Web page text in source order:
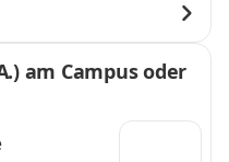
am Campus oder